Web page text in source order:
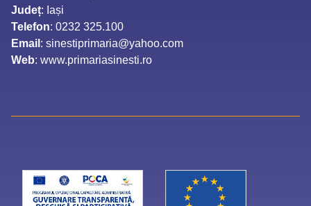
Județ: Iași
Telefon: 0232 325.100
Email : sinestiprimaria@yahoo.com
Web: www.primariasinesti.ro